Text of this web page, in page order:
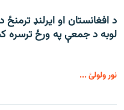
لوبه د جمعې په ورځ ترسره
نور ولولئ ...